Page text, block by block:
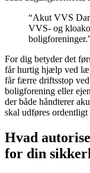
“Akut VVS
VVS- og
For dig betyder det
får hurtig hjælp ved
får færre driftsstop
boligforening eller
der både håndterer
skal udføres
Hvad
for din